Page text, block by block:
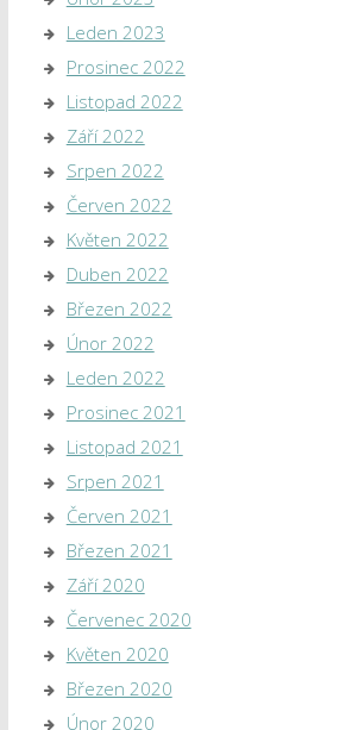
Leden 2023
Prosinec 2022
Listopad 2022
Září 2022
Srpen 2022
Červen 2022
Květen 2022
Duben 2022
Březen 2022
Únor 2022
Leden 2022
Prosinec 2021
Listopad 2021
Srpen 2021
Červen 2021
Březen 2021
Září 2020
Červenec 2020
Květen 2020
Březen 2020
Únor 2020